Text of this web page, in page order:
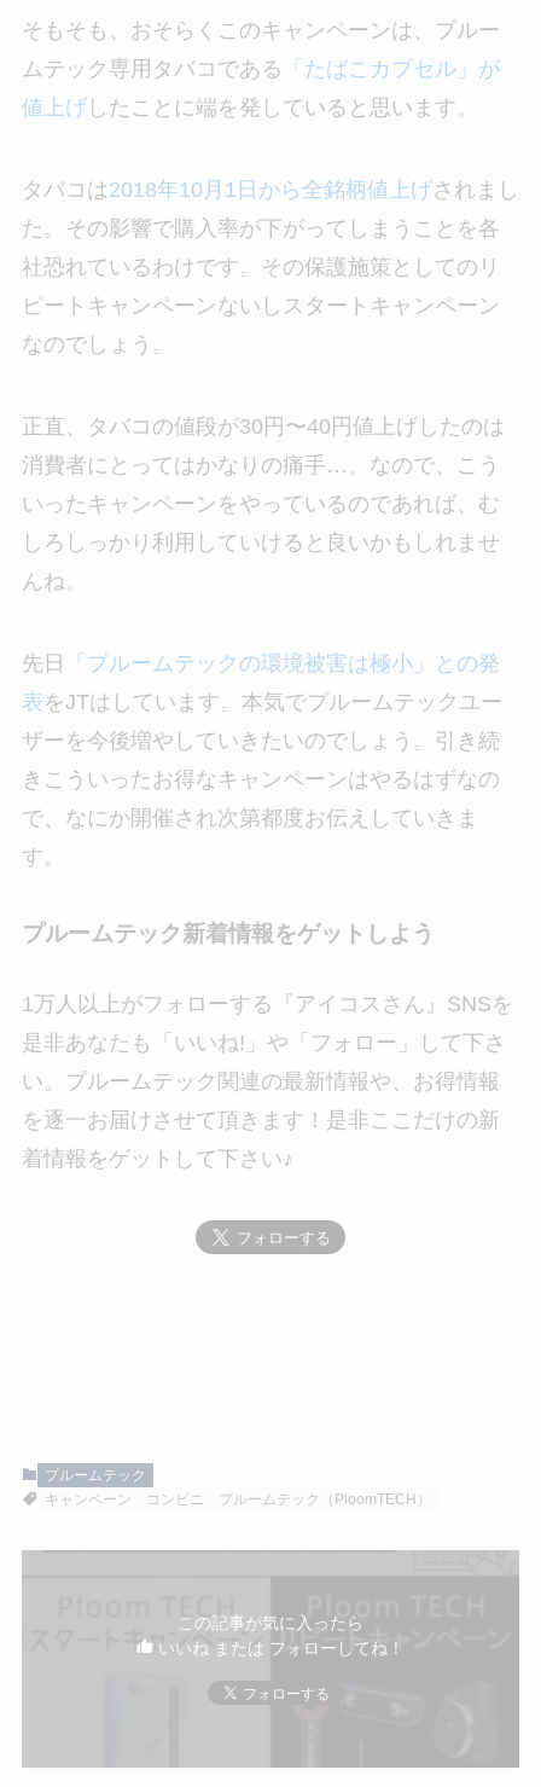
そもそも、おそらくこのキャンペーンは、プルー
ムテック専用タバコである 「たばこカプセル」が
値上げしたことに端を発していると思います。
タバコは2018年10月1日から全銘柄値上げされまし
た。その影響で購入率が下がってしまうことを各
社恐れているわけです。その保護施策としてのリ
ピートキャンペーンないしスタートキャンペーン
なのでしょう。
正直、タバコの値段が30円〜40円値上げしたのは
消費者にとってはかなりの痛手…。なので、こう
いったキャンペーンをやっているのであれば、む
しろしっかり利用していけると良いかもしれませ
んね。
先日
「プルームテックの環境被害は極小」との発
表をJTはしています。本気でプルームテックユー
ザーを今後増やしていきたいのでしょう。引き続
きこういったお得なキャンペーンはやるはずなの
で、なにか開催され次第都度お伝えしていきま
す。
プルームテック新着情報をゲットしよう
1万人以上がフォローする『アイコスさん』SNSを
是非あなたも「いいね!」や「フォロー」して下さ
い。プルームテック関連の最新情報や、お得情報
を逐一お届けさせて頂きます！是非ここだけの新
着情報をゲットして下さい♪
プルームテック
キャンペーン
コンビニ プルームテック（PloomTECH）
この記事が気に入ったら
いいね または フォローしてね！